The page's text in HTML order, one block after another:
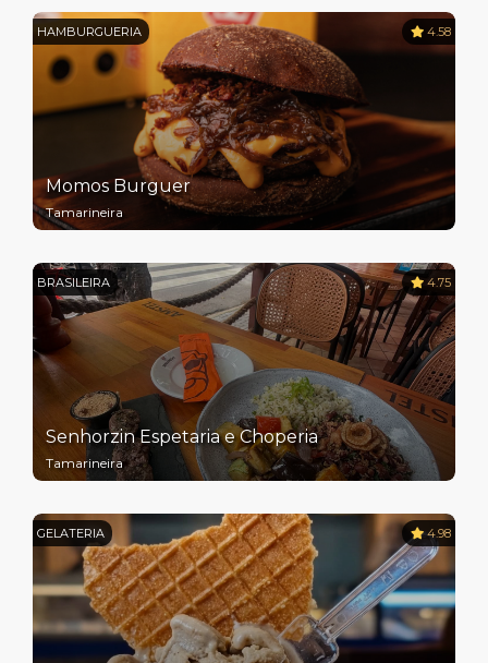
HAMBURGUERIA 4.58
Momos Burguer
Tamarineira
BRASILEIRA 4.75
Senhorzin Espetaria e Choperia
Tamarineira
GELATERIA 4.98